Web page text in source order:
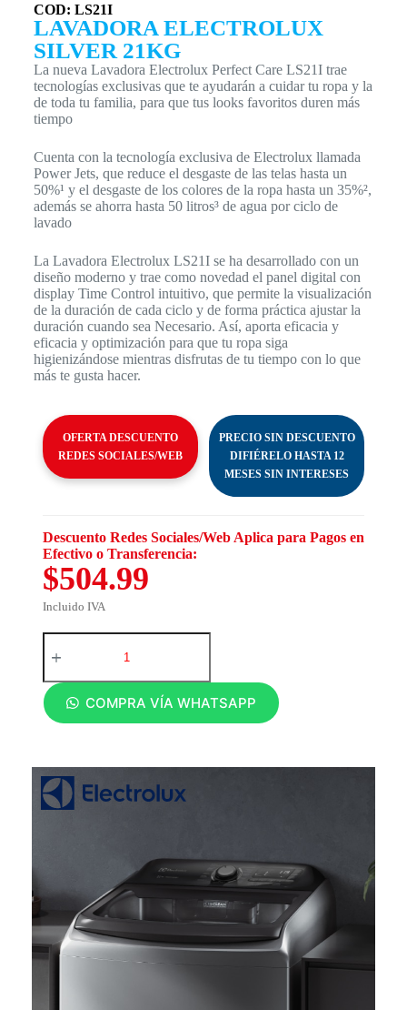
COD: LS21I
LAVADORA ELECTROLUX
SILVER 21KG
La nueva Lavadora Electrolux Perfect Care LS21I trae
tecnologías exclusivas que te ayudarán a cuidar tu ropa y la
de toda tu familia, para que tus looks favoritos duren más
tiempo
Cuenta con la tecnología exclusiva de Electrolux llamada
Power Jets, que reduce el desgaste de las telas hasta un
50%¹ y el desgaste de los colores de la ropa hasta un 35%²,
además se ahorra hasta 50 litros³ de agua por ciclo de
lavado
La Lavadora Electrolux LS21I se ha desarrollado con un
diseño moderno y trae como novedad el panel digital con
display Time Control intuitivo, que permite la visualización
de la duración de cada ciclo y de forma práctica ajustar la
duración cuando sea Necesario. Así, aporta eficacia y
eficacia y optimización para que tu ropa siga
higienizándose mientras disfrutas de tu tiempo con lo que
más te gusta hacer.
OFERTA DESCUENTO
REDES SOCIALES/WEB
PRECIO SIN DESCUENTO
DIFIÉRELO HASTA 12
MESES SIN INTERESES
Descuento Redes Sociales/Web Aplica para Pagos en
Efectivo o Transferencia:
$504.99
Incluido IVA
COMPRA VÍA WHATSAPP